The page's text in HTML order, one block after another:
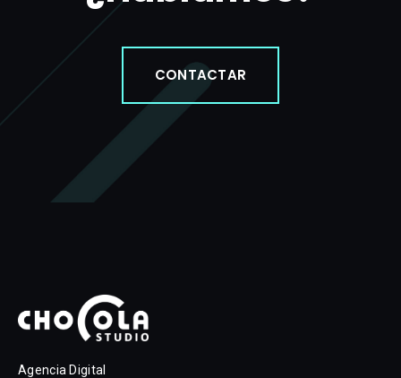
CONTACTAR
Agencia Digital